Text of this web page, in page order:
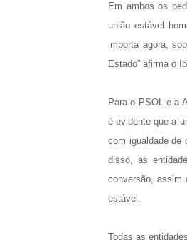
Em ambos os
união estável
importa agora,
Estado” afirma o
Para o PSOL e a
é evidente que a
com igualdade de
disso, as
conversão, assim
estável.
Todas as